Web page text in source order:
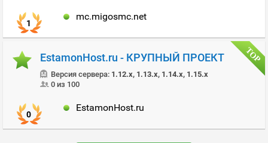
1
mc.migosmc.net
EstamonHost.ru - КРУПНЫЙ ПРОЕКТ
Версия сервера: 1.12.x, 1.13.x, 1.14.x, 1.15.x
0 из 100
0
EstamonHost.ru